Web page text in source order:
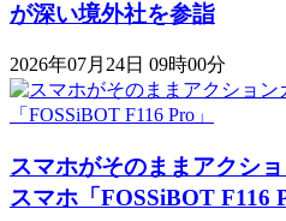
が深い境外社を参詣
2026年07月24日 09時00分
スマホがそのままアクシ
スマホ「FOSSiBOT F116